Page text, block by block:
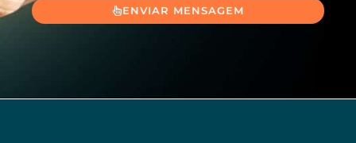
ENVIAR MENSAGEM